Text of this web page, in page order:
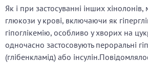
Як і при застосуванні інших хінолонів,
глюкози у крові, включаючи як
гіпоглікемію, особливо у хворих на
одночасно застосовують пероральні
(глібенкламід) або